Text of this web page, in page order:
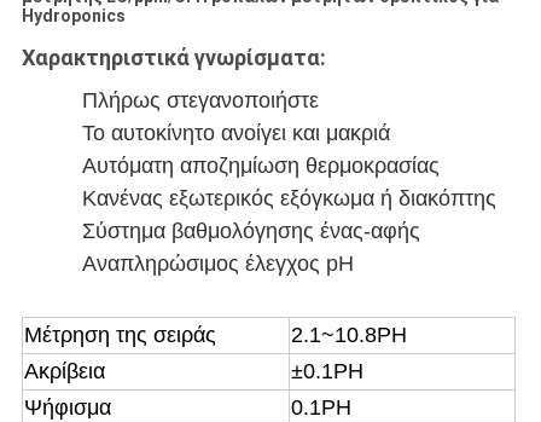
Hydroponics
Χαρακτηριστικά γνωρίσματα:
Πλήρως στεγανοποιήστε
Το αυτοκίνητο ανοίγει και μακριά
Αυτόματη αποζημίωση θερμοκρασίας
Κανένας εξωτερικός εξόγκωμα ή διακόπτης
Σύστημα βαθμολόγησης ένας-αφής
Αναπληρώσιμος έλεγχος pH
Μέτρηση της σειράς
2.1~10.8PH
Ακρίβεια
±0.1PH
Ψήφισμα
0.1PH